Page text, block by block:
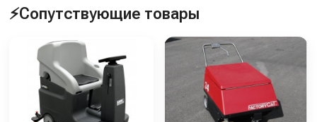
⚡Сопутствующие товары